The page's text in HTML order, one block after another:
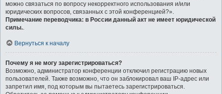
можно связаться по вопросу некорректного использования и/или
юридических вопросов, связанных с этой конференцией?».
Примечание переводчика: в России данный акт не имеет юридической
силы..
Вернуться к началу
Почему я не могу зарегистрироваться?
Возможно, администратор конференции отключил регистрацию новых
пользователей. Также возможно, что он заблокировал ваш IP-адрес или
запретил имя, под которым вы пытаетесь зарегистрироваться.